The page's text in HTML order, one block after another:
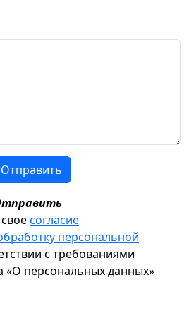
Отправить
согласие
персональной
с требованиями
«О персональных данных»